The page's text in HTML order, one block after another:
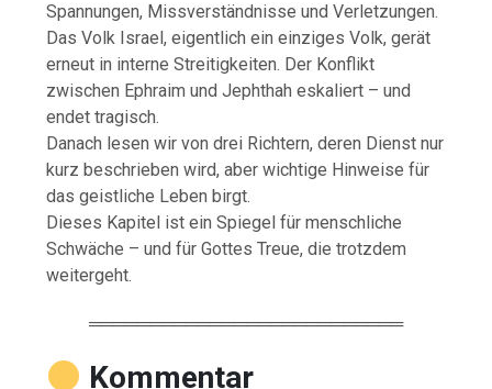
Spannungen, Missverständnisse und Verletzungen.
Das Volk Israel, eigentlich ein einziges Volk, gerät
erneut in interne Streitigkeiten. Der Konflikt
zwischen Ephraim und Jephthah eskaliert – und
endet tragisch.
Danach lesen wir von drei Richtern, deren Dienst nur
kurz beschrieben wird, aber wichtige Hinweise für
das geistliche Leben birgt.
Dieses Kapitel ist ein Spiegel für menschliche
Schwäche – und für Gottes Treue, die trotzdem
weitergeht.
══════════════════════════
Kommentar